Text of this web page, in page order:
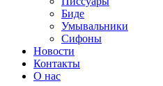
Биде
Умывальники
Сифоны
Новости
Контакты
О нас